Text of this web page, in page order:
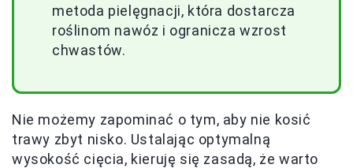
metoda pielęgnacji, która dostarcza
roślinom nawóz i ogranicza wzrost
chwastów.
Nie możemy zapominać o tym, aby nie kosić
trawy zbyt nisko. Ustalając optymalną
wysokość cięcia, kieruję się zasadą, że warto